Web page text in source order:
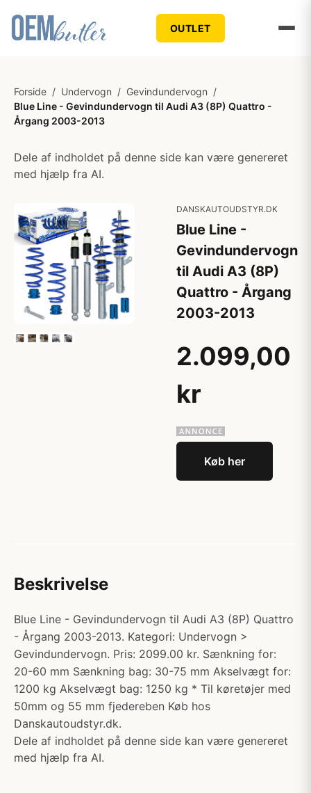
OUTLET
Forside / Undervogn / Gevindundervogn /
Blue Line - Gevindundervogn til Audi A3 (8P) Quattro -
Årgang 2003-2013
Dele af indholdet på denne side kan være genereret
med hjælp fra AI.
DANSKAUTOUDSTYR.DK
Blue Line -
Gevindundervogn
til Audi A3 (8P)
Quattro - Årgang
2003-2013
2.099,00
kr
Køb her
Beskrivelse
Blue Line - Gevindundervogn til Audi A3 (8P) Quattro
- Årgang 2003-2013. Kategori: Undervogn >
Gevindundervogn. Pris: 2099.00 kr. Sænkning for:
20-60 mm Sænkning bag: 30-75 mm Akselvægt for:
1200 kg Akselvægt bag: 1250 kg * Til køretøjer med
50mm og 55 mm fjedereben Køb hos
Danskautoudstyr.dk.
Dele af indholdet på denne side kan være genereret
med hjælp fra AI.